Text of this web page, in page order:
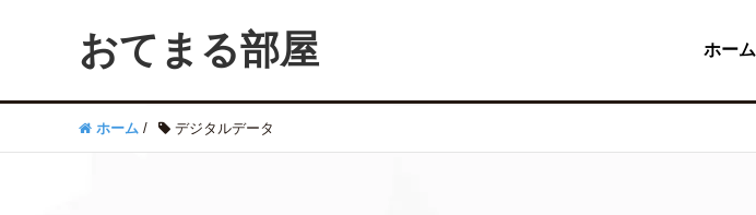
おてまる部屋 ホーム
ホーム / デジタルデータ